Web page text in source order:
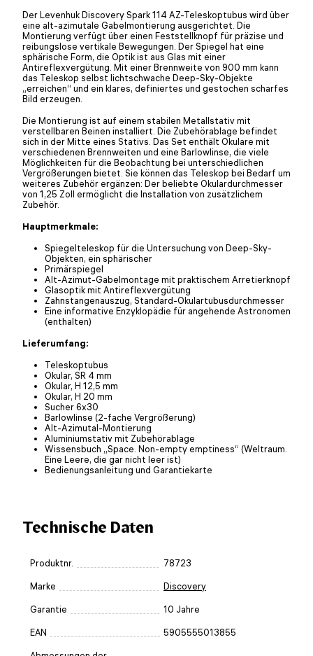
Der Levenhuk Discovery Spark 114 AZ-Teleskoptubus wird über
eine alt-azimutale Gabelmontierung ausgerichtet. Die
Montierung verfügt über einen Feststellknopf für präzise und
reibungslose vertikale Bewegungen. Der Spiegel hat eine
sphärische Form, die Optik ist aus Glas mit einer
Antireflexvergütung. Mit einer Brennweite von 900 mm kann
das Teleskop selbst lichtschwache Deep-Sky-Objekte
„erreichen“ und ein klares, definiertes und gestochen scharfes
Bild erzeugen.
Die Montierung ist auf einem stabilen Metallstativ mit
verstellbaren Beinen installiert. Die Zubehörablage befindet
sich in der Mitte eines Stativs. Das Set enthält Okulare mit
verschiedenen Brennweiten und eine Barlowlinse, die viele
Möglichkeiten für die Beobachtung bei unterschiedlichen
Vergrößerungen bietet. Sie können das Teleskop bei Bedarf um
weiteres Zubehör ergänzen: Der beliebte Okulardurchmesser
von 1,25 Zoll ermöglicht die Installation von zusätzlichem
Zubehör.
Hauptmerkmale:
Spiegelteleskop für die Untersuchung von Deep-Sky-
Objekten, ein sphärischer
Primärspiegel
Alt-Azimut-Gabelmontage mit praktischem Arretierknopf
Glasoptik mit Antireflexvergütung
Zahnstangenauszug, Standard-Okulartubusdurchmesser
Eine informative Enzyklopädie für angehende Astronomen
(enthalten)
Lieferumfang:
Teleskoptubus
Okular, SR 4 mm
Okular, H 12,5 mm
Okular, H 20 mm
Sucher 6x30
Barlowlinse (2-fache Vergrößerung)
Alt-Azimutal-Montierung
Aluminiumstativ mit Zubehörablage
Wissensbuch „Space. Non-empty emptiness“ (Weltraum.
Eine Leere, die gar nicht leer ist)
Bedienungsanleitung und Garantiekarte
Technische Daten
Produktnr. 78723
Marke Discovery
Garantie 10 Jahre
EAN 5905555013855